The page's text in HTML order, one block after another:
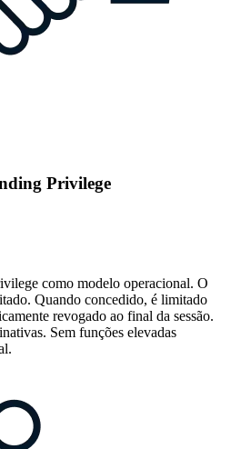
Privilege
como modelo operacional. O
Quando concedido, é limitado
revogado ao final da sessão.
Sem funções elevadas